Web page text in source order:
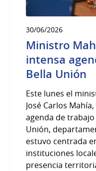
30/06/2026
Ministro
intensa
Bella Unión
Este lunes el
José Carlos
agenda de
Unión,
estuvo centrada
instituciones
presencia